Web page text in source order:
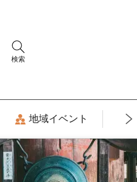
検索
地域イベント